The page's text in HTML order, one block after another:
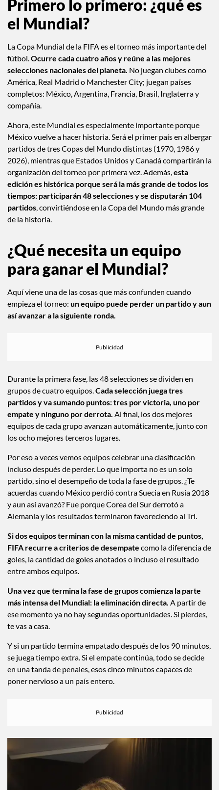
Primero lo primero: ¿qué es
el Mundial?
La Copa Mundial de la FIFA es el torneo más importante del
fútbol.Ocurre cada cuatro años y reúne a las mejores
selecciones nacionales del planeta. No juegan clubes como
América, Real Madrid o Manchester City; juegan países
completos: México, Argentina, Francia, Brasil, Inglaterra y
compañía.
Ahora, este Mundial es especialmente importante porque
México vuelve a hacer historia. Será el primer país en albergar
partidos de tres Copas del Mundo distintas (1970, 1986 y
2026), mientras que Estados Unidos y Canadá compartirán la
organización del torneo por primera vez. Además,esta
edición es histórica porque será la más grande de todos los
tiempos: participarán 48 selecciones y se disputarán 104
partidos, convirtiéndose en la Copa del Mundo más grande
de la historia.
¿Qué necesita un equipo
para ganar el Mundial?
Aquí viene una de las cosas que más confunden cuando
empieza el torneo: un equipo puede perder un partido y aun
así avanzar a la siguiente ronda.
Durante la primera fase, las 48 selecciones se dividen en
grupos de cuatro equipos.Cada selección juega tres
partidos y va sumando puntos: tres por victoria, uno por
empate y ninguno por derrota. Al final, los dos mejores
equipos de cada grupo avanzan automáticamente, junto con
los ocho mejores terceros lugares.
Por eso a veces vemos equipos celebrar una clasificación
incluso después de perder. Lo que importa no es un solo
partido, sino el desempeño de toda la fase de grupos. ¿Te
acuerdas cuando México perdió contra Suecia en Rusia 2018
y aun así avanzó? Fue porque Corea del Sur derrotó a
Alemania y los resultados terminaron favoreciendo al Tri.
Si dos equipos terminan con la misma cantidad de puntos,
FIFA recurre a criterios de desempate como la diferencia de
goles, la cantidad de goles anotados o incluso el resultado
entre ambos equipos.
Una vez que termina la fase de grupos comienza la parte
más intensa del Mundial: la eliminación directa. A partir de
ese momento ya no hay segundas oportunidades. Si pierdes,
te vas a casa.
Y si un partido termina empatado después de los 90 minutos,
se juega tiempo extra. Si el empate continúa, todo se decide
en una tanda de penales, esos cinco minutos capaces de
poner nervioso a un país entero.